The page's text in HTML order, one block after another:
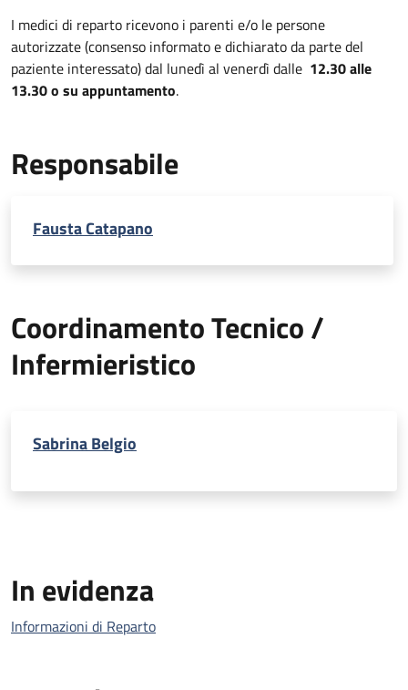
I medici di reparto ricevono i parenti e/o le persone
autorizzate (consenso informato e dichiarato da parte del
paziente interessato) dal lunedì al venerdì dalle 12.30 alle
13.30 o su appuntamento.
Responsabile
Fausta Catapano
Coordinamento Tecnico /
Infermieristico
Sabrina Belgio
In evidenza
Informazioni di Reparto